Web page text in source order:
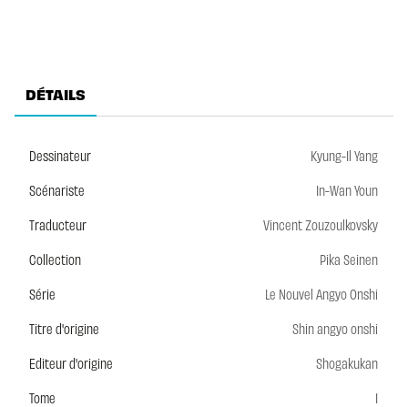
DÉTAILS
Dessinateur
Kyung-Il Yang
Scénariste
In-Wan Youn
Traducteur
Vincent Zouzoulkovsky
Collection
Pika Seinen
Série
Le Nouvel Angyo Onshi
Titre d'origine
Shin angyo onshi
Editeur d'origine
Shogakukan
Tome
1